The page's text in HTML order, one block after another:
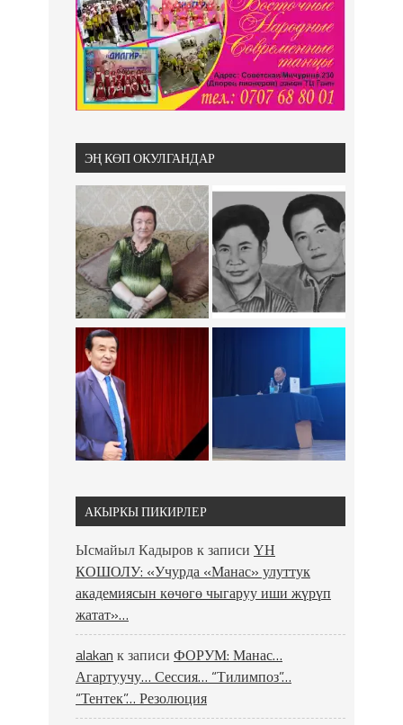
ЭҢ КӨП ОКУЛГАНДАР
АКЫРКЫ ПИКИРЛЕР
Ысмайыл Кадыров к записи ҮН
КОШОЛУ: «Учурда «Манас» улуттук
академиясын көчөгө чыгаруу иши жүрүп
жатат»…
alakan к записи ФОРУМ: Манас…
Агартуучу… Сессия… “Тилимпоз”…
“Тентек”… Резолюция